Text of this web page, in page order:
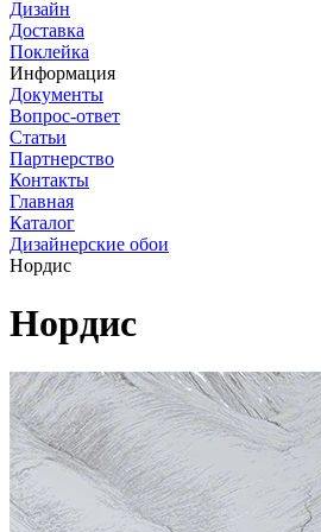
Дизайн
Доставка
Поклейка
Информация
Документы
Вопрос-ответ
Статьи
Партнерство
Контакты
Главная
Каталог
Дизайнерские обои
Нордис
Нордис